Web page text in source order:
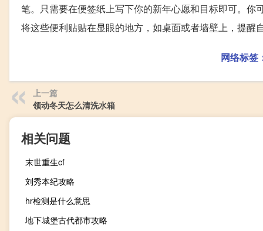
笔。只需要在便签纸上写下你的新年心愿和目标即可。
将这些便利贴贴在显眼的地方，如桌面或者墙壁上，提醒
网络标签
上一篇
领动冬天怎么清洗水箱
相关问题
末世重生cf
刘秀本纪攻略
hr检测是什么意思
地下城堡古代都市攻略